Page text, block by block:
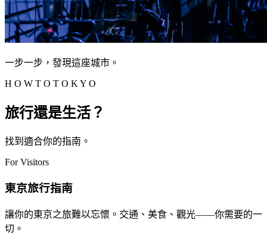
一步一步，發現這座城市。
H O W T O T O K Y O
旅行還是生活？
找到適合你的指南。
For Visitors
東京旅行指南
讓你的東京之旅難以忘懷。交通、美食、觀光——你需要的一
切。